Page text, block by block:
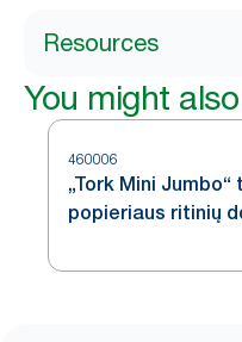
Resources
You might
460006
„Tork Mini
popieriaus ritinių